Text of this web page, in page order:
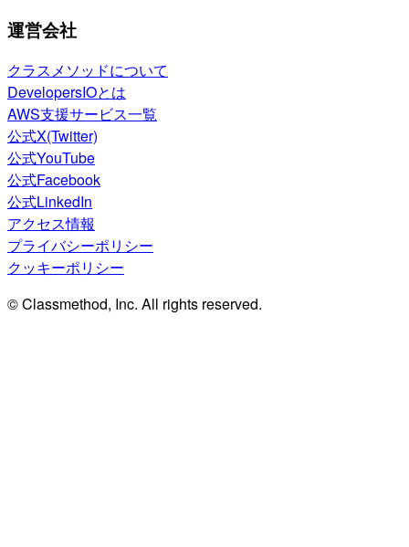
運営会社
クラスメソッドについて
DevelopersIOとは
AWS支援サービス一覧
公式X(Twitter)
公式YouTube
公式Facebook
公式LinkedIn
アクセス情報
プライバシーポリシー
クッキーポリシー
© Classmethod, Inc. All rights reserved.